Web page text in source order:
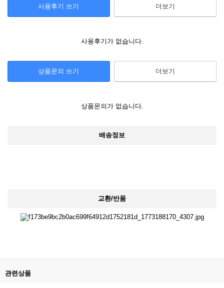
사용후기 쓰기 더보기
사용후기가 없습니다.
상품문의 쓰기 더보기
상품문의가 없습니다.
배송정보
교환/반품
관련상품